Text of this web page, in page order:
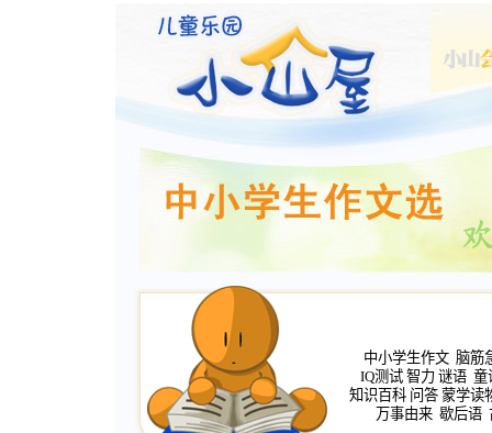
中小学生作文 脑筋
IQ测试 智力 谜语 童
知识百科 问答 蒙学读
万事由来 歇后语